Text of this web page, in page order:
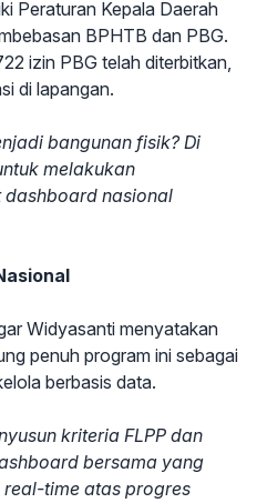
Peraturan Kepala Daerah
BPHTB dan PBG.
izin PBG telah diterbitkan,
di lapangan.
bangunan fisik? Di
melakukan
dashboard nasional
Widyasanti menyatakan
penuh program ini sebagai
berbasis data.
kriteria FLPP dan
bersama yang
time atas progres